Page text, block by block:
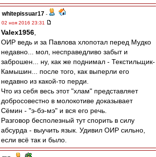
whitepissuar17 -
02 ноя 2016 23:31
Valex1956
ОИР ведь и за Павлова хлопотал перед Мудко
недавно... мол, несправедливо забыт и
заброшен... ну, как же поднимал - Текстильщик-
Камышин... после того, как выперли его
недавно из какой-то перди.
Что из себя весь этот "хлам" представляет
добросовестно в молокотиве доказывает
Сёмин - "э-бэ-мэ" и вся его речь.
Разговор бесполезный тут спорить в силу
абсурда - выучить язык. Удивил ОИР сильно,
если всё так и было.